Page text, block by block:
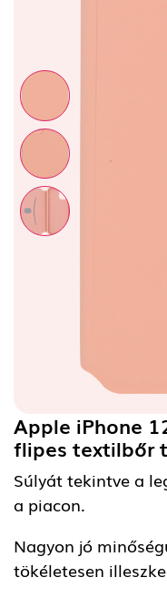
Apple iPhone
flipes textilbőr
Súlyát tekintve a
a piacon.
Nagyon jó
tökéletesen